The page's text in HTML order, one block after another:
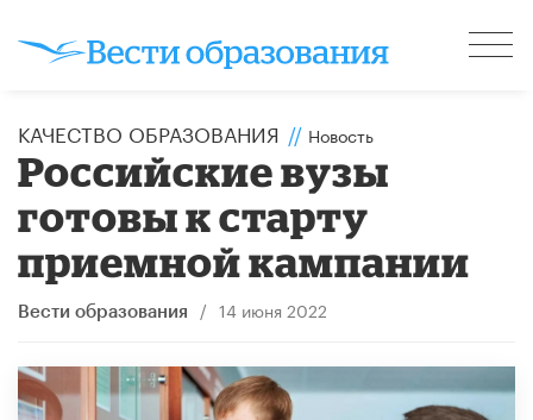
КАЧЕСТВО ОБРАЗОВАНИЯ // Новость
Российские вузы
готовы к старту
приемной кампании
Вести образования / 14 июня 2022